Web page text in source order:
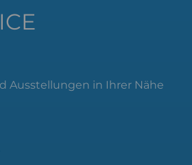
Ausstellungen in Ihrer Nähe